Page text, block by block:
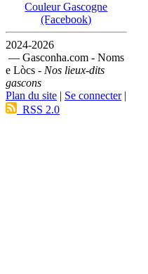
Couleur Gascogne
(Facebook)
2024-2026
— Gasconha.com - Noms
e Lòcs - Nos lieux-dits
gascons
Plan du site | Se connecter|
RSS 2.0